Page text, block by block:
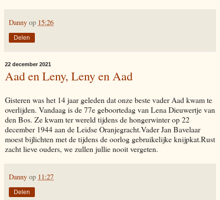
Danny op 15:26
Delen
22 december 2021
Aad en Leny, Leny en Aad
Gisteren was het 14 jaar geleden dat onze beste vader Aad kwam te
overlijden. Vandaag is de 77e geboortedag van Lena Dieuwertje van
den Bos. Ze kwam ter wereld tijdens de hongerwinter op 22
december 1944 aan de Leidse Oranjegracht.Vader Jan Bavelaar
moest bijlichten met de tijdens de oorlog gebruikelijke knijpkat.Rust
zacht lieve ouders, we zullen jullie nooit vergeten.
Danny op 11:27
Delen